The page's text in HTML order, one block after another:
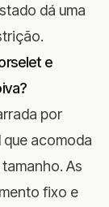
dá uma
e
por
acomoda
As
fixo e